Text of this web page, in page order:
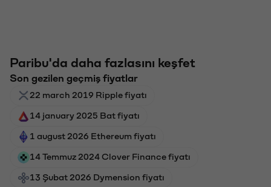
Paribu'da daha fazlasını keşfet
Son gezilen geçmiş fiyatlar
22 march 2019 Ripple fiyatı
14 january 2025 Bat fiyatı
1 august 2026 Ethereum fiyatı
14 Temmuz 2024 Clover Finance fiyatı
13 Şubat 2026 Dymension fiyatı